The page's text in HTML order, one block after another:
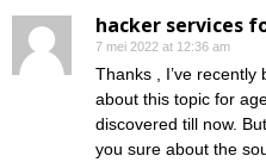
hacker services
7 mei 2022 at 12:36 am
Thanks , I’ve
about this topic for
discovered till now.
you sure about the